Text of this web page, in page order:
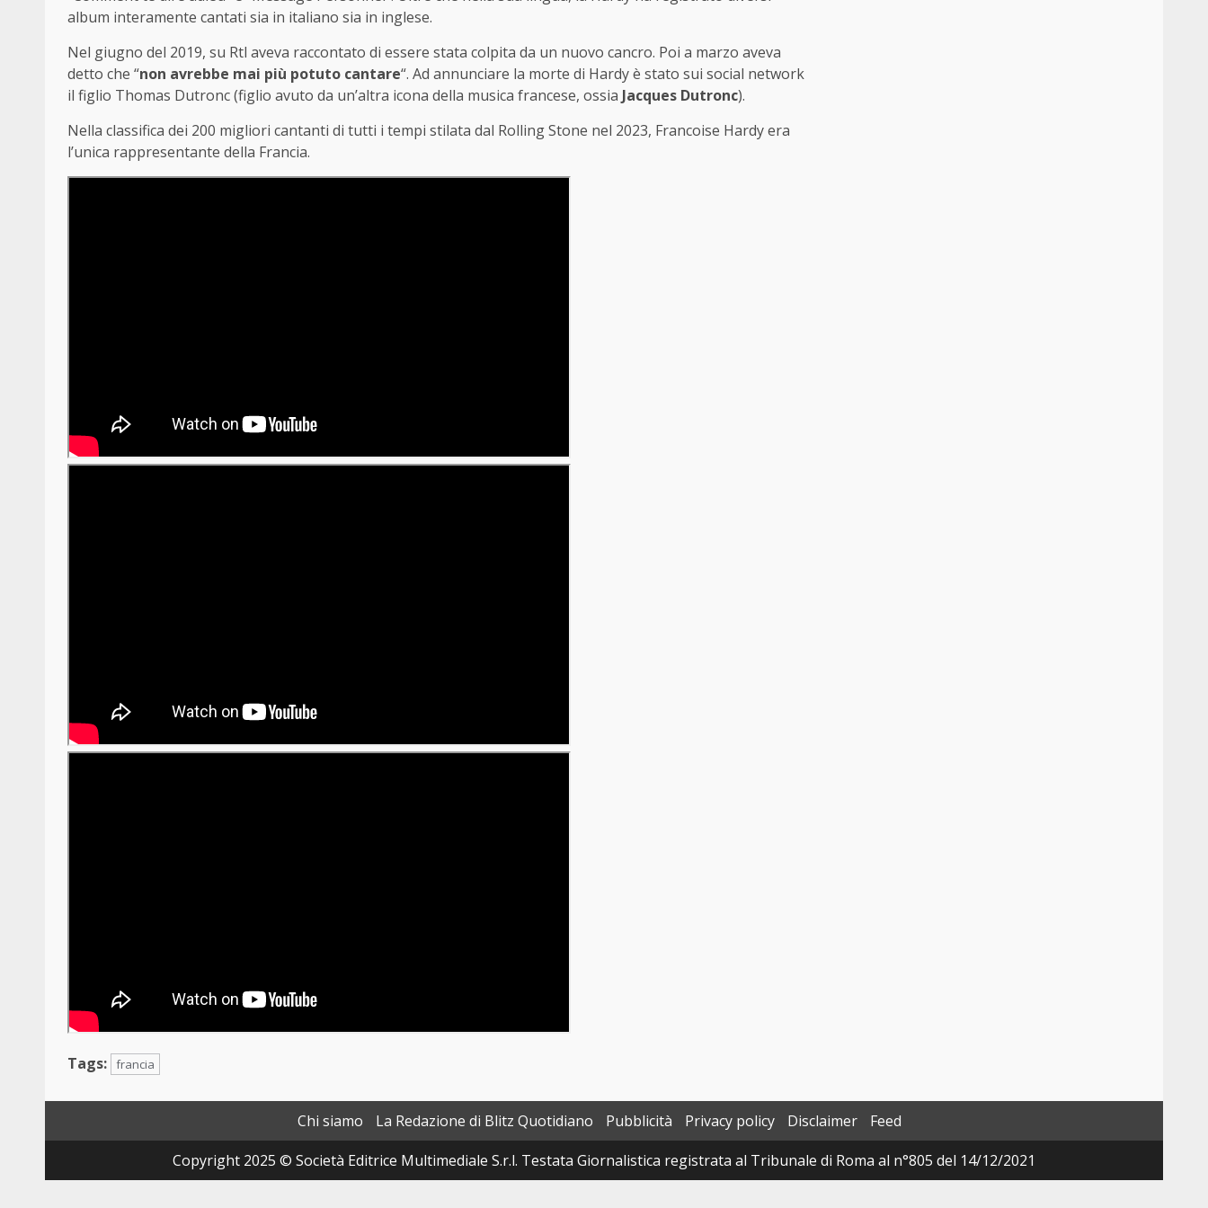
album interamente cantati sia in italiano sia in inglese.
Nel giugno del 2019, su Rtl aveva raccontato di essere stata colpita da un nuovo cancro. Poi a marzo aveva
detto che “non avrebbe mai più potuto cantare“. Ad annunciare la morte di Hardy è stato sui social network
il figlio Thomas Dutronc (figlio avuto da un’altra icona della musica francese, ossia Jacques Dutronc).
Nella classifica dei 200 migliori cantanti di tutti i tempi stilata dal Rolling Stone nel 2023, Francoise Hardy era
l’unica rappresentante della Francia.
Tags: francia
Chi siamo La Redazione di Blitz Quotidiano Pubblicità Privacy policy Disclaimer
Feed
Copyright 2025 © Società Editrice Multimediale S.r.l. Testata Giornalistica registrata al Tribunale di Roma al n°805 del 14/12/2021